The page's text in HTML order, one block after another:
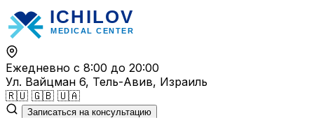
Перейти
к
содержимому
Ежедневно с 8:00 до 20:00
Ул. Вайцман 6, Тель-Авив, Израиль
🇷🇺 🇬🇧 🇺🇦
Записаться на консультацию